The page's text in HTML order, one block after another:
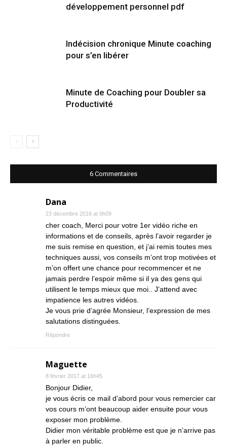
développement personnel pdf
Indécision chronique Minute coaching
pour s’en libérer
Minute de Coaching pour Doubler sa
Productivité
6 Commentaires
Dana
23 décembre 2016 at 0h09
cher coach, Merci pour votre 1er vidéo riche en
informations et de conseils, après l’avoir regarder je
me suis remise en question, et j’ai remis toutes mes
techniques aussi, vos conseils m’ont trop motivées et
m’on offert une chance pour recommencer et ne
jamais perdre l’espoir même si il ya des gens qui
utilisent le temps mieux que moi.. J’attend avec
impatience les autres vidéos.
Je vous prie d’agrée Monsieur, l’expression de mes
salutations distinguées.
Répondre
Maguette
8 février 2017 at 16h45
Bonjour Didier,
je vous écris ce mail d’abord pour vous remercier car
vos cours m’ont beaucoup aider ensuite pour vous
exposer mon problème.
Didier mon véritable problème est que je n’arrive pas
à parler en public.